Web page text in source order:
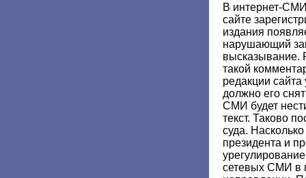
В интернет-
сайте
издания
нарушающий
высказывание.
такой
редакции
должно его
СМИ будет
текст. Таково
суда.
президента и
сетевых СМИ в